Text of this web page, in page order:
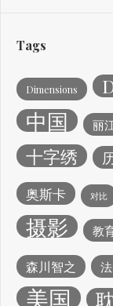
Tags
Dimensions
中国 丽
十字绣
奥斯卡 对比
摄影 教
森川智之
美国